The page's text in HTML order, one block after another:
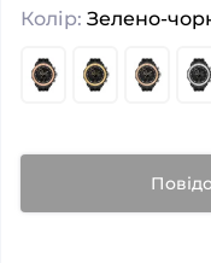
Колір: Зелено-